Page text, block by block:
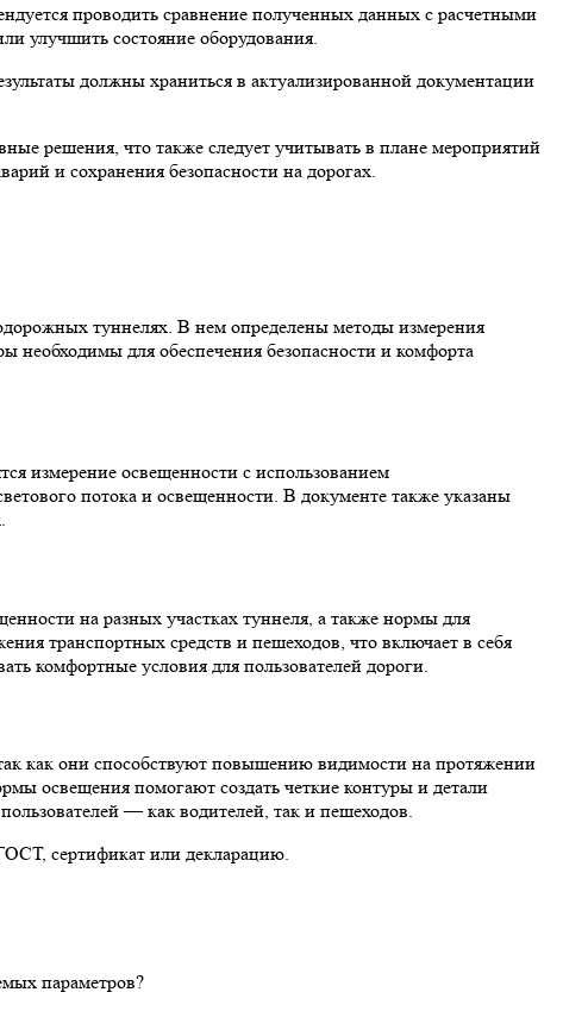
проводить сравнение полученных данных с расчетными
улучшить состояние оборудования.
должны храниться в актуализированной документации
решения, что также следует учитывать в плане мероприятий
и сохранения безопасности на дорогах.
туннелях. В нем определены методы измерения
необходимы для обеспечения безопасности и комфорта
измерение освещенности с использованием
потока и освещенности. В документе также указаны
на разных участках туннеля, а также нормы для
транспортных средств и пешеходов, что включает в себя
комфортные условия для пользователей дороги.
как они способствуют повышению видимости на протяжении
освещения помогают создать четкие контуры и детали
— как водителей, так и пешеходов.
сертификат или декларацию.
параметров?